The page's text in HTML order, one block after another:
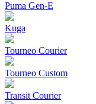
Puma Gen‑E
Kuga
Tourneo Courier
Tourneo Custom
Transit Courier